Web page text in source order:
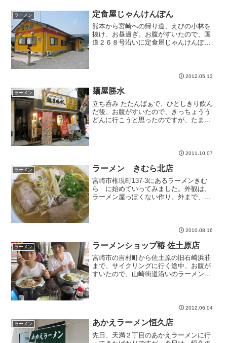
ラーメン 定食屋じゃんけんぽん
熊本から宮崎への帰り道、えびの小林を
抜け、お昼過ぎ。お腹がすいたので、国
道２６８号沿いに定食屋じゃんけんぽん
2012.05.13
ラーメン 麺屋勝水
立ち呑み たたんばぁで、ひとしきり飲ん
だ後、お腹がすいたので、きっちょうう
どんに行こうと思ったのですが、たまに
2011.10.07
ラーメン ラーメン きむら北店
宮崎市権現町137-3にあるラーメンきむ
ら に始めていってみました。外観は、
ラーメン屋っぽくない作り。外まで、に
2010.08.16
ラーメン ラーメンショップ椿 佐土原店
宮崎市の吉村町から佐土原の旧石崎浜荘
まで、サイクリングに行く途中、お腹が
すいたので、山崎街道沿いのラーメン屋
2012.06.04
ラーメン あかえラーメン恒久店
先日、天満２丁目のあかえラーメンに行